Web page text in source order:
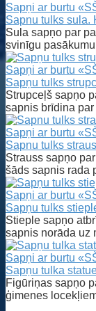
Sapņi ar burtu
Sapnu tulks sula.
Sula sapņo par
svinīgu
Sapņi ar burtu
Sapņu tulks
Strupceļš sapņo
sapnis brīdina
Sapņi ar burtu
Sapnu tulks
Strauss sapņo
šāds sapnis rada
Sapņi ar burtu
Sapņu tulks
Stieple sapņo
sapnis norāda uz
Sapņi ar burtu
Sapņu tulka
Figūriņas sapņo
ģimenes